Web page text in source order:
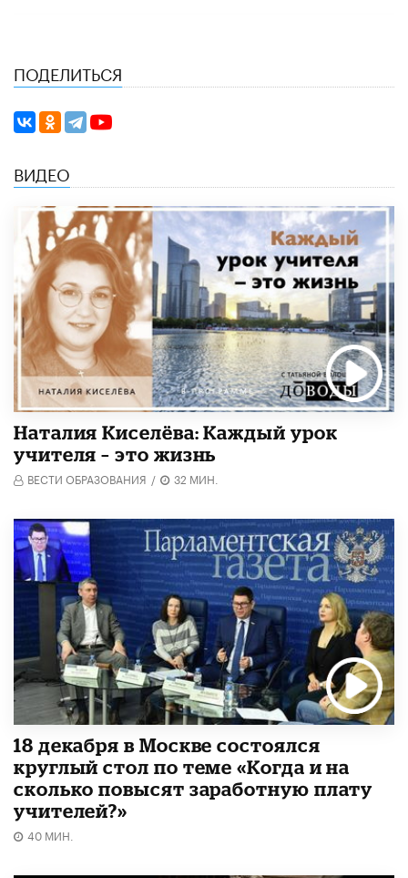
ПОДЕЛИТЬСЯ
ВИДЕО
Наталия Киселёва: Каждый урок
учителя – это жизнь
ВЕСТИ ОБРАЗОВАНИЯ / 32 МИН.
18 декабря в Москве состоялся
круглый стол по теме «Когда и на
сколько повысят заработную плату
учителей?»
40 МИН.